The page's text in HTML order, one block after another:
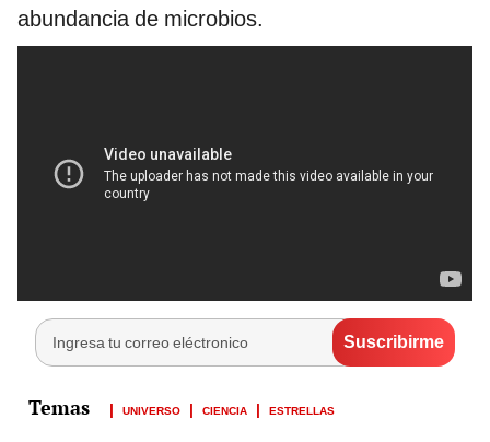
abundancia de microbios.
UNIVERSO CIENCIA ESTRELLAS